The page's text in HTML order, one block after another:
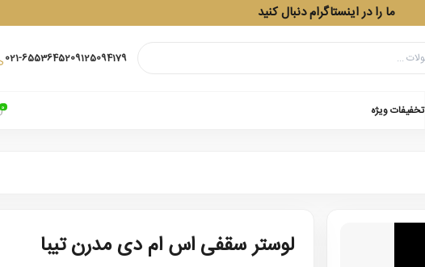
ما را در اینستاگرام دنبال کنید
021-6553645209125094179
0 تخفیفات ویژه
لوستر سقفی اس ام دی مدرن تیبا